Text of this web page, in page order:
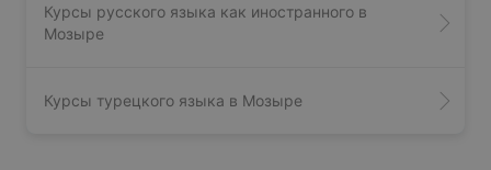
Курсы русского языка как иностранного в
Мозыре
Курсы турецкого языка в Мозыре